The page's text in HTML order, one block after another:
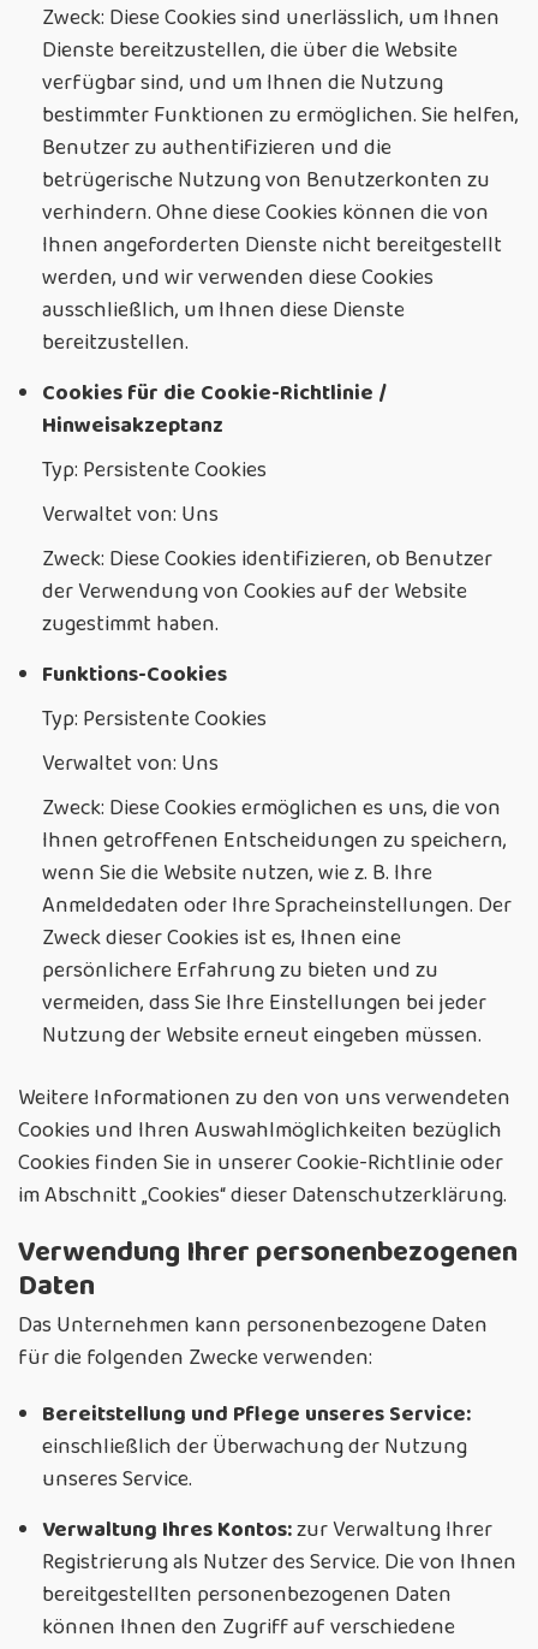
Zweck: Diese Cookies sind unerlässlich, um Ihnen
Dienste bereitzustellen, die über die Website
verfügbar sind, und um Ihnen die Nutzung
bestimmter Funktionen zu ermöglichen. Sie helfen,
Benutzer zu authentifizieren und die
betrügerische Nutzung von Benutzerkonten zu
verhindern. Ohne diese Cookies können die von
Ihnen angeforderten Dienste nicht bereitgestellt
werden, und wir verwenden diese Cookies
ausschließlich, um Ihnen diese Dienste
bereitzustellen.
Cookies für die Cookie-Richtlinie /
Hinweisakzeptanz
Typ: Persistente Cookies
Verwaltet von: Uns
Zweck: Diese Cookies identifizieren, ob Benutzer
der Verwendung von Cookies auf der Website
zugestimmt haben.
Funktions-Cookies
Typ: Persistente Cookies
Verwaltet von: Uns
Zweck: Diese Cookies ermöglichen es uns, die von
Ihnen getroffenen Entscheidungen zu speichern,
wenn Sie die Website nutzen, wie z. B. Ihre
Anmeldedaten oder Ihre Spracheinstellungen. Der
Zweck dieser Cookies ist es, Ihnen eine
persönlichere Erfahrung zu bieten und zu
vermeiden, dass Sie Ihre Einstellungen bei jeder
Nutzung der Website erneut eingeben müssen.
Weitere Informationen zu den von uns verwendeten
Cookies und Ihren Auswahlmöglichkeiten bezüglich
Cookies finden Sie in unserer Cookie-Richtlinie oder
im Abschnitt „Cookies“ dieser Datenschutzerklärung.
Verwendung Ihrer personenbezogenen
Daten
Das Unternehmen kann personenbezogene Daten
für die folgenden Zwecke verwenden:
Bereitstellung und Pflege unseres Service:
einschließlich der Überwachung der Nutzung
unseres Service.
Verwaltung Ihres Kontos:zur Verwaltung Ihrer
Registrierung als Nutzer des Service. Die von Ihnen
bereitgestellten personenbezogenen Daten
können Ihnen den Zugriff auf verschiedene